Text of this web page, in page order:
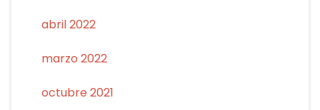
abril 2022
marzo 2022
octubre 2021